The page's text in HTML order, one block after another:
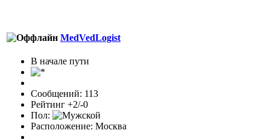
MedVedLogist
В начале пути
Сообщений: 113
Рейтинг +2/-0
Пол:
Расположение: Москва